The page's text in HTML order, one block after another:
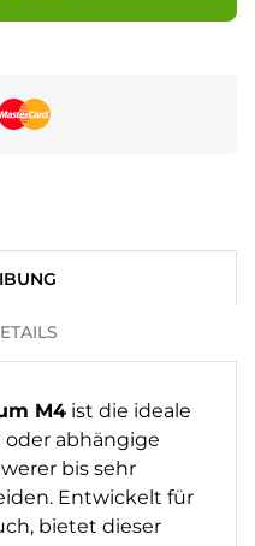
M4 ist die ideale
abhängige
bis sehr
Entwickelt für
bietet dieser